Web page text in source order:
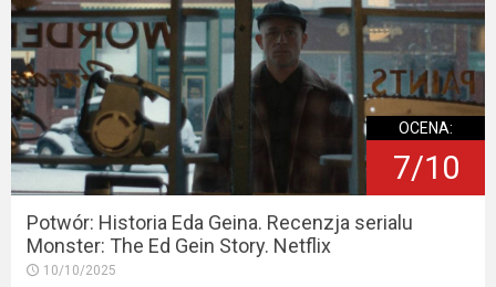
OCENA:
7/10
Potwór: Historia Eda Geina. Recenzja serialu
Monster: The Ed Gein Story. Netflix
10/10/2025